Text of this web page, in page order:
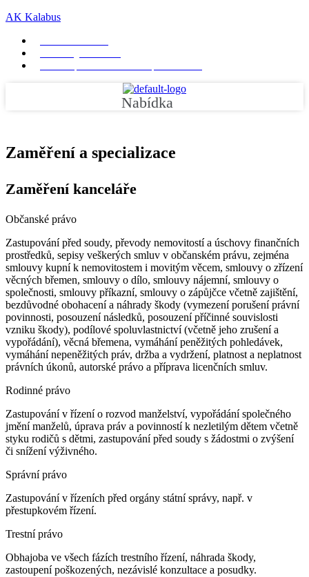
AK Kalabus
Nabídka
Zaměření a specializace
Zaměření kanceláře
Občanské právo
Zastupování před soudy, převody nemovitostí a úschovy finančních
prostředků, sepisy veškerých smluv v občanském právu, zejména
smlouvy kupní k nemovitostem i movitým věcem, smlouvy o zřízení
věcných břemen, smlouvy o dílo, smlouvy nájemní, smlouvy o
společnosti, smlouvy příkazní, smlouvy o zápůjčce včetně zajištění,
bezdůvodné obohacení a náhrady škody (vymezení porušení právní
povinnosti, posouzení následků, posouzení příčinné souvislosti
vzniku škody), podílové spoluvlastnictví (včetně jeho zrušení a
vypořádání), věcná břemena, vymáhání peněžitých pohledávek,
vymáhání nepeněžitých práv, držba a vydržení, platnost a neplatnost
právních úkonů, autorské právo a příprava licenčních smluv.
Rodinné právo
Zastupování v řízení o rozvod manželství, vypořádání společného
jmění manželů, úprava práv a povinností k nezletilým dětem včetně
styku rodičů s dětmi, zastupování před soudy s žádostmi o zvýšení
či snížení výživného.
Správní právo
Zastupování v řízeních před orgány státní správy, např. v
přestupkovém řízení.
Trestní právo
Obhajoba ve všech fázích trestního řízení, náhrada škody,
zastoupení poškozených, nezávislé konzultace a posudky.